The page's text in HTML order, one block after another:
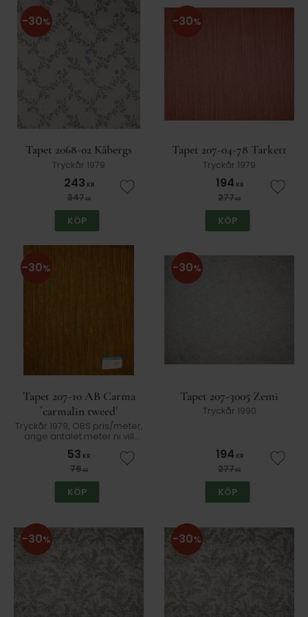
Tapet 2068-02 Kåbergs
Tryckår 1979
243 KR
347KR
30%
Lägg till i favoriter
KÖP
Tapet 207-04-78 Tarkett
Tryckår 1979
194 KR
277KR
30%
Lägg
KÖP
Tapet 207-10 AB Carma
´carmalin tweed´
Tryckår 1979, OBS pris/meter,
ange antalet meter ni vill
53 KR
76KR
30%
Lägg till i favoriter
KÖP
Tapet 207-3005 Zemi
Tryckår 1990
194 KR
277KR
30%
Lägg
KÖP
30% 30%